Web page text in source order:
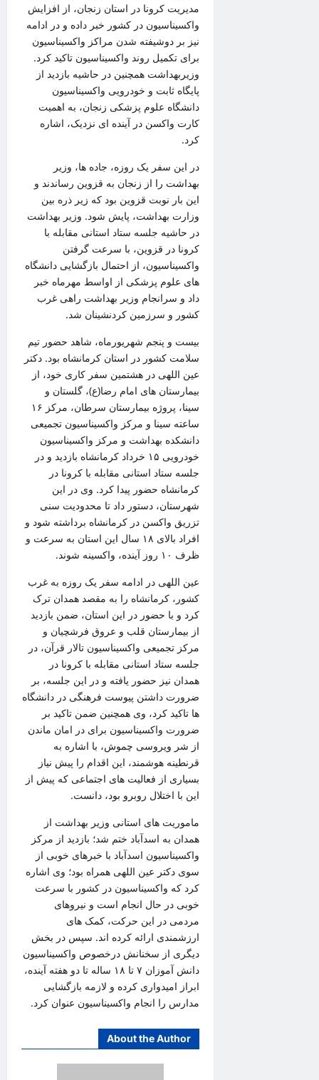
مدیریت کرونا در استان زنجان، از افزایش
واکسیناسیون در کشور خبر داده و در ادامه
نیز بر دوشیفته شدن مراکز واکسیناسیون
برای تکمیل روند واکسیناسیون تاکید کرد.
وزیربهداشت همچنین در حاشیه بازدید از
پایگاه ثابت و خودرویی واکسیناسیون
دانشگاه علوم پزشکی زنجان، به اهمیت
کارت واکسن در آینده ای نزدیک، اشاره
کرد.
در این سفر یک روزه، جاده ها، وزیر
بهداشت را از زنجان به قزوین رساندند و
این بار نوبت قزوین بود که زیر ذره بین
وزارت بهداشت، پایش شود. وزیر بهداشت
در حاشیه جلسه ستاد استانی مقابله با
کرونا در قزوین، با سرعت گرفتن
واکسیناسیون، از احتمال بازگشایی دانشگاه
های علوم پزشکی از اواسط مهرماه خبر
داد و سرانجام وزیر بهداشت راهی غرب
کشور و سرزمین کردنشینان شد.
بیست و پنجم شهریورماه، شاهد حضور تیم
سلامت کشور در استان کرمانشاه بود. دکتر
عین اللهی در هشتمین سفر کاری خود، از
بیمارستان های امام رضا(ع)، گلستان و
سینا، پروژه بیمارستان سرطان، مرکز ۱۶
ساعته سینا و مرکز واکسیناسیون تجمیعی
دانشکده بهداشت و مرکز واکسیناسیون
خودرویی ۱۵ خرداد کرمانشاه بازدید و در
جلسه ستاد استانی مقابله با کرونا در
کرمانشاه حضور پیدا کرد. وی در این
شهرستان، دستور داد تا محدودیت سنی
تزریق واکسن در کرمانشاه برداشته شود و
افراد بالای ۱۸ سال این استان به سرعت و
ظرف ۱۰ روز آینده، واکسینه شوند.
عین اللهی در ادامه سفر یک روزه به غرب
کشور، کرمانشاه را به مقصد همدان ترک
کرد و با حضور در این استان، ضمن بازدید
از بیمارستان قلب و عروق فرشچیان و
مرکز تجمیعی واکسیناسیون تالار قرآن، در
جلسه ستاد استانی مقابله با کرونا در
همدان نیز حضور یافته و در این جلسه، بر
ضرورت داشتن پیوست فرهنگی در دانشگاه
ها تاکید کرد، وی همچنین ضمن تاکید بر
ضرورت واکسیناسیون برای در امان ماندن
از شر ویروسی چموش، با اشاره به
قرنطینه هوشمند، این اقدام را پیش نیاز
بسیاری از فعالیت های اجتماعی که پیش از
این با اختلال روبرو بود، دانست.
ماموریت های استانی وزیر بهداشت از
همدان به اسدآباد ختم شد؛ بازدید از مرکز
واکسیناسیون اسدآباد با خبرهای خوبی از
سوی دکتر عین اللهی همراه بود؛ وی اشاره
کرد که واکسیناسیون در کشور با سرعت
خوبی در حال انجام است و نیروهای
مردمی در این حرکت، کمک های
ارزشمندی ارائه کرده اند. سپس در بخش
دیگری از سخنانش درخصوص واکسیناسیون
دانش آموزان ۷ تا ۱۸ ساله تا دو هفته آینده،
ابراز امیدواری کرده و لازمه بازگشایی
مدارس را انجام واکسیناسیون عنوان کرد.
About the Author